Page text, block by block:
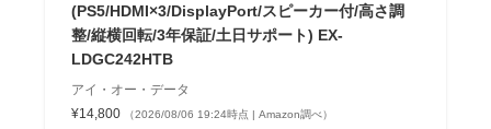
(PS5/HDMI×3/DisplayPort/スピーカー付/高さ調
整/縦横回転/3年保証/土日サポート) EX-
LDGC242HTB
アイ・オー・データ
¥14,800
（2026/08/06 19:24時点 | Amazon調べ）